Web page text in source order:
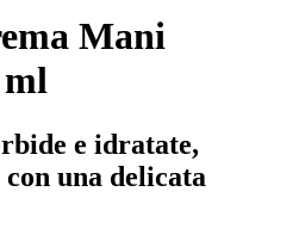
Mani
e idratate,
una delicata